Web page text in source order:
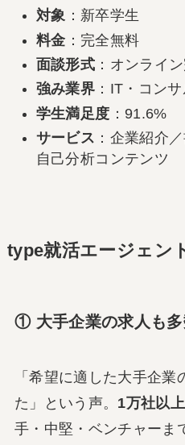
対象 ：新卒学生
料金 ：完全無料
面談形式 ：オンライ
強み業界 ：IT・コン
学生満足度 ：91.6%
サービス ：企業紹介
自己分析コンテンツ
type就活エージェン
① 大手企業の求人も
「希望に適した大手企業
た」という声。 1万社以
手・中堅・ベンチャーま